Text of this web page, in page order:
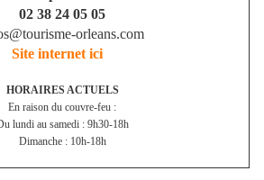
02 38 24 05 05
orleans.com
Site internet ici
HORAIRES ACTUELS
En raison du couvre-feu :
lundi au samedi : 9h30-18h
Dimanche : 10h-18h